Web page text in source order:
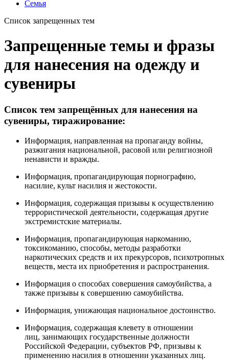
Семья
Список запрещенных тем
Запрещенные темы и фразы
для нанесения на одежду и
сувениры
Список тем запрещённых для нанесения на
сувениры, тиражирование:
Информация, направленная на пропаганду войны,
разжигания национальной, расовой или религиозной
ненависти и вражды.
Информация, пропагандирующая порнографию,
насилие, культ насилия и жестокости.
Информация, содержащая призывы к осуществлению
террористической деятельности, содержащая другие
экстремистские материалы.
Информация, пропагандирующая наркоманию,
токсикоманию, способы, методы разработки
наркотических средств и их прекурсоров, психотропных
веществ, места их приобретения и распространения.
Информация о способах совершения самоубийства, а
также призывы к совершению самоубийства.
Информация, унижающая национальное достоинство.
Информация, содержащая клевету в отношении
лиц, занимающих государственные должности
Российской Федерации, субъектов РФ, призывы к
применению насилия в отношении указанных лиц.